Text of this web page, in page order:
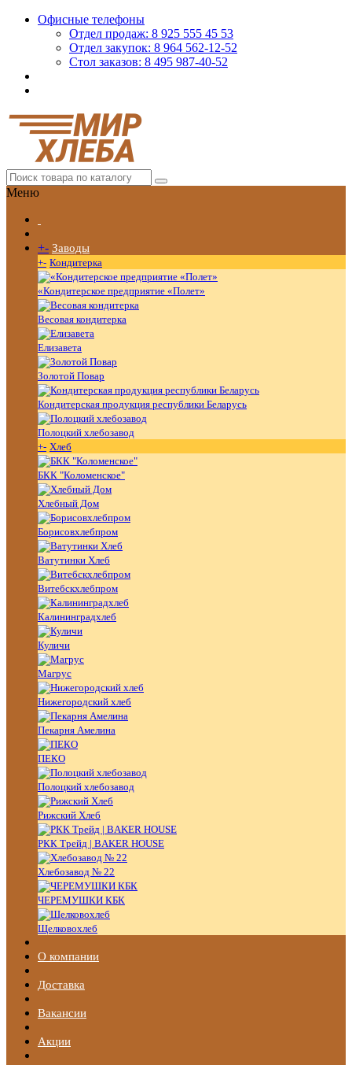
Офисные телефоны
Отдел продаж: 8 925 555 45 53
Отдел закупок: 8 964 562-12-52
Стол заказов: 8 495 987-40-52
Меню
+- Заводы
+- Кондитерка
«Кондитерское предприятие «Полет»
Весовая кондитерка
Елизавета
Золотой Повар
Кондитерская продукция республики Беларусь
Полоцкий хлебозавод
+- Хлеб
БКК "Коломенское"
Хлебный Дом
Борисовхлебпром
Ватутинки Хлеб
Витебскхлебпром
Калининградхлеб
Куличи
Магрус
Нижегородский хлеб
Пекарня Амелина
ПЕКО
Полоцкий хлебозавод
Рижский Хлеб
РКК Трейд | BAKER HOUSE
Хлебозавод № 22
ЧЕРЕМУШКИ КБК
Щелковохлеб
О компании
Доставка
Вакансии
Акции